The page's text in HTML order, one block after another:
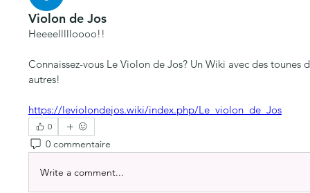
Violon de Jos
Heeeellllloooo!!
Connaissez-vous Le Violon de Jos? Un Wiki avec des tounes
autres!
https://leviolondejos.wiki/index.php/Le_violon_de_Jos
0
0 commentaire
Write a comment...